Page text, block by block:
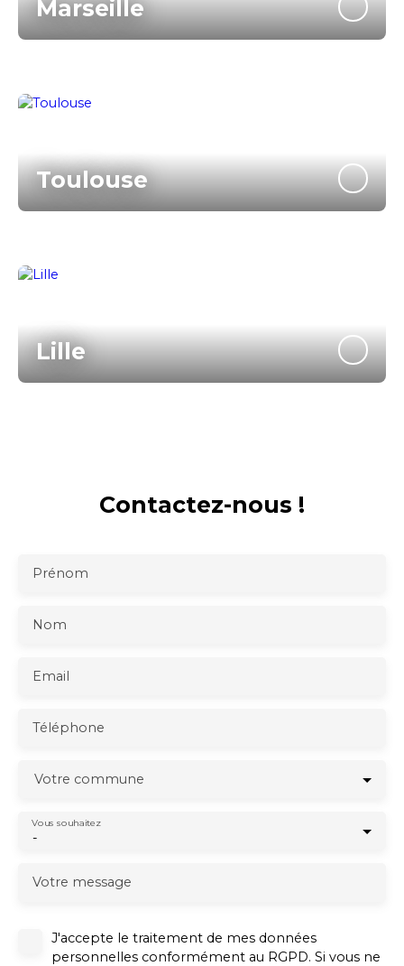
Marseille
Toulouse
Lille
Contactez-nous !
Prénom
Nom
Email
Téléphone
Votre commune
-
Vous souhaitez
Votre message
J'accepte le traitement de mes données
personnelles conformément au RGPD. Si vous ne